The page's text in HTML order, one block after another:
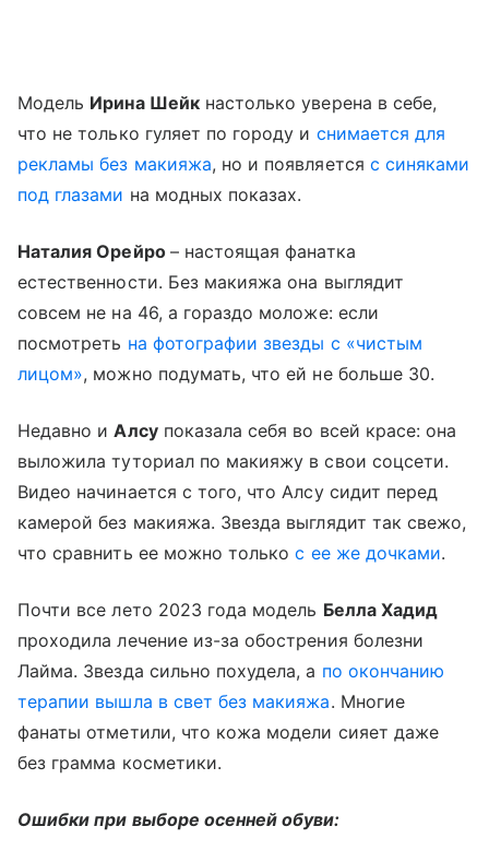
Модель Ирина Шейкнастолько уверена в себе,
что не только гуляет по городу и снимается для
рекламы без макияжа, но и появляется с синяками
под глазами на модных показах.
НаталияОрейро – настоящая фанатка
естественности. Без макияжа она выглядит
совсем не на 46, а гораздо моложе: если
посмотреть на фотографии звезды с «чистым
лицом», можно подумать, что ей не больше 30.
Недавно иАлсупоказала себя во всей красе: она
выложила туториал по макияжу в свои соцсети.
Видео начинается с того, что Алсу сидит перед
камерой без макияжа. Звезда выглядит так свежо,
что сравнить ее можно толькос ее же дочками.
Почти все лето 2023 года модель Белла Хадид
проходила лечение из-за обострения болезни
Лайма. Звезда сильно похудела, а по окончанию
терапии вышла в свет без макияжа. Многие
фанаты отметили, что кожа модели сияет даже
без грамма косметики.
Ошибки при выборе осенней обуви: